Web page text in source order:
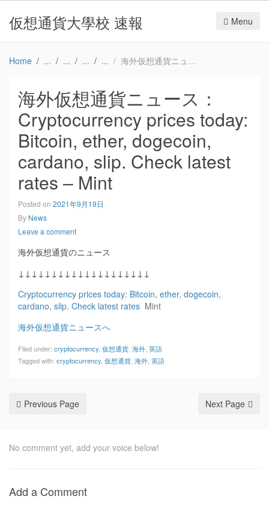
仮想通貨大學校 速報 Menu
Home 海外仮想通貨ニュース：Cryptocurrency prices today: Bitcoin, ether, dogecoin, cardano, slip. Check latest rates – Mint
海外仮想通貨ニュース：
Cryptocurrency prices today:
Bitcoin, ether, dogecoin,
cardano, slip. Check latest
rates – Mint
Posted on 2021年9月19日
By News
Leave a comment
海外仮想通貨のニュース
↓↓↓↓↓↓↓↓↓↓↓↓↓↓↓↓↓↓↓↓
Cryptocurrency prices today: Bitcoin, ether, dogecoin,
cardano, slip. Check latest rates Mint
海外仮想通貨ニュースへ
Filed under: cryptocurrency 仮想通貨 海外 英語
Tagged with: cryptocurrency 仮想通貨 海外 英語
Previous Page Next Page
No comment yet, add your voice below!
Add a Comment